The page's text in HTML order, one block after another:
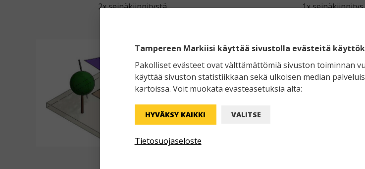
2x seinäkiinnitystä
1x seinäkiinnitys
Tampereen Markiisi käyttää sivustolla evästeitä
Pakolliset evästeet ovat välttämättömiä sivuston toiminnan
käyttää sivuston statistiikkaan sekä ulkoisen median
kartoissa. Voit muokata evästeasetuksia alta:
HYVÄKSY KAIKKI VALITSE
Tietosuojaseloste